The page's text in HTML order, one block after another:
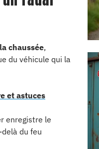
chaussée,
du véhicule qui la
et astuces
enregistre le
du feu